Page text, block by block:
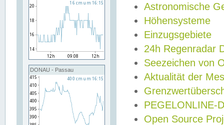
DONAU - Passau
Astronomische
Höhensysteme
Einzugsgebiete
24h Regenradar
Seezeichen von
Aktualität der
PEGELONLINE-
Open Source